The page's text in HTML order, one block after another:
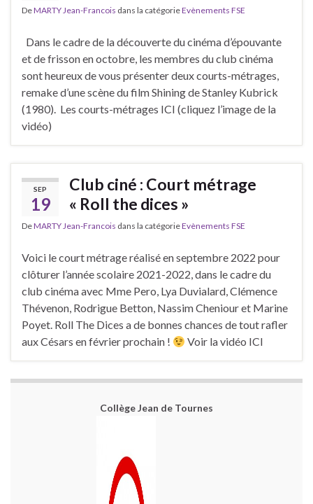
DeMARTY Jean-Francois dans la catégorieEvènements FSE
Dans le cadre de la découverte du cinéma d’épouvante
et de frisson en octobre, les membres du club cinéma
sont heureux de vous présenter deux courts-métrages,
remake d’une scène du film Shining de Stanley Kubrick
(1980). Les courts-métrages ICI (cliquez l’image de la
vidéo)
SEP
19
Club ciné : Court métrage
« Roll the dices »
DeMARTY Jean-Francois dans la catégorieEvènements FSE
Voici le court métrage réalisé en septembre 2022 pour
clôturer l’année scolaire 2021-2022, dans le cadre du
club cinéma avec Mme Pero, Lya Duvialard, Clémence
Thévenon, Rodrigue Betton, Nassim Cheniour et Marine
Poyet. Roll The Dices a de bonnes chances de tout rafler
aux Césars en février prochain !
Voir la vidéo ICI
Collège Jean de Tournes